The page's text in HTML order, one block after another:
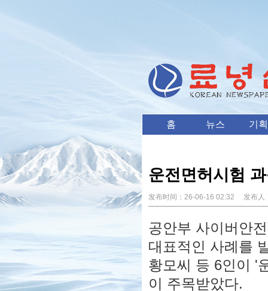
홈 뉴스 기획
운전면허시험
发布时间： 26-06-16 02:32 发布人
공안부 사이버안
대표적인 사례를
황모씨 등 6인이 '
이 주목받았다.